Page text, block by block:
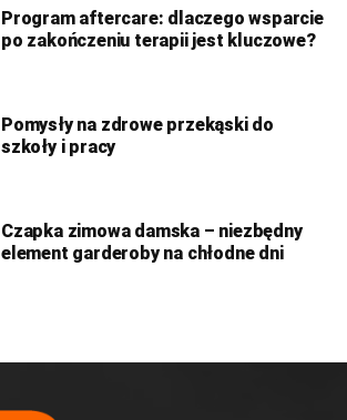
Program aftercare: dlaczego wsparcie
po zakończeniu terapii jest kluczowe?
Pomysły na zdrowe przekąski do
szkoły i pracy
Czapka zimowa damska – niezbędny
element garderoby na chłodne dni